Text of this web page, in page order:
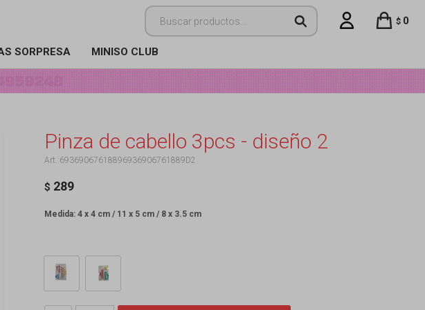
SORPRESA MINISO CLUB
$ 0
Pinza de cabello 3pcs - diseño 2
69369067618896936906761889D2
$ 289
Medida: 4 x 4 cm / 11 x 5 cm / 8 x 3.5 cm